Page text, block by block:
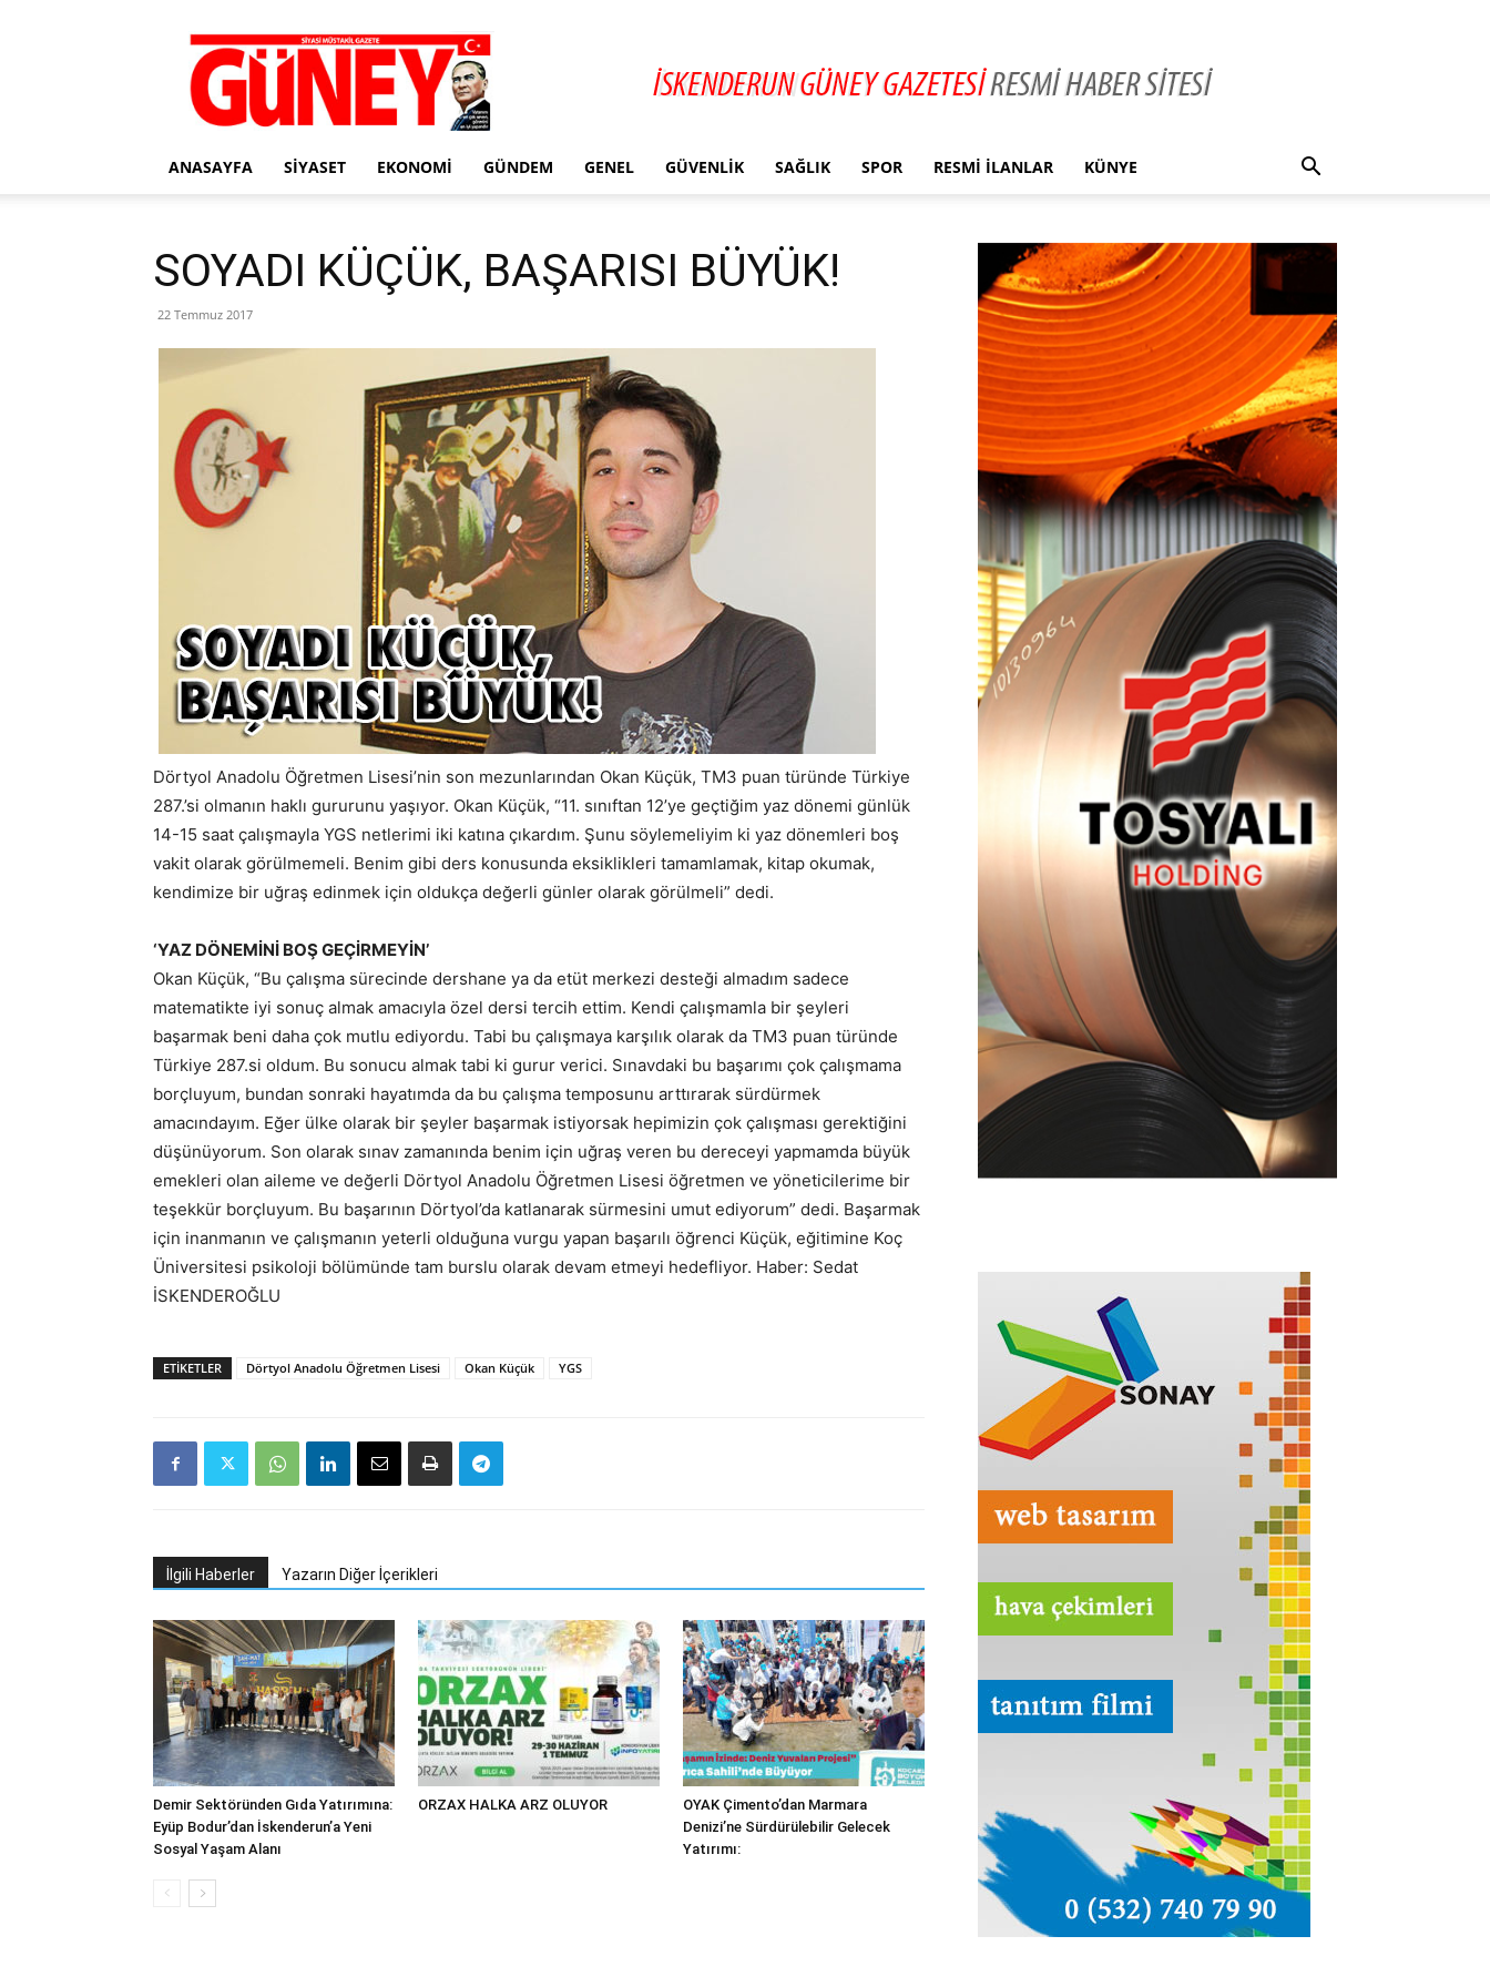
Gazete
Güney
ANASAYFA SIYASET EKONOMI GÜNDEM GENEL GÜVENLIK SAĞLIK SPOR RESMI İLANLAR KÜNYE
SOYADI KÜÇÜK, BAŞARISI BÜYÜK!
22 Temmuz 2017
Dörtyol Anadolu Öğretmen Lisesi’nin son mezunlarından Okan Küçük, TM3 puan türünde Türkiye
287.’si olmanın haklı gururunu yaşıyor. Okan Küçük, “11. sınıftan 12’ye geçtiğim yaz dönemi günlük
14-15 saat çalışmayla YGS netlerimi iki katına çıkardım. Şunu söylemeliyim ki yaz dönemleri boş
vakit olarak görülmemeli. Benim gibi ders konusunda eksiklikleri tamamlamak, kitap okumak,
kendimize bir uğraş edinmek için oldukça değerli günler olarak görülmeli” dedi.
‘YAZ DÖNEMİNİ BOŞ GEÇİRMEYİN’
Okan Küçük, “Bu çalışma sürecinde dershane ya da etüt merkezi desteği almadım sadece
matematikte iyi sonuç almak amacıyla özel dersi tercih ettim. Kendi çalışmamla bir şeyleri
başarmak beni daha çok mutlu ediyordu. Tabi bu çalışmaya karşılık olarak da TM3 puan türünde
Türkiye 287.si oldum. Bu sonucu almak tabi ki gurur verici. Sınavdaki bu başarımı çok çalışmama
borçluyum, bundan sonraki hayatımda da bu çalışma temposunu arttırarak sürdürmek
amacındayım. Eğer ülke olarak bir şeyler başarmak istiyorsak hepimizin çok çalışması gerektiğini
düşünüyorum. Son olarak sınav zamanında benim için uğraş veren bu dereceyi yapmamda büyük
emekleri olan aileme ve değerli Dörtyol Anadolu Öğretmen Lisesi öğretmen ve yöneticilerime bir
teşekkür borçluyum. Bu başarının Dörtyol’da katlanarak sürmesini umut ediyorum” dedi. Başarmak
için inanmanın ve çalışmanın yeterli olduğuna vurgu yapan başarılı öğrenci Küçük, eğitimine Koç
Üniversitesi psikoloji bölümünde tam burslu olarak devam etmeyi hedefliyor. Haber: Sedat
İSKENDEROĞLU
ETIKETLER Dörtyol Anadolu Öğretmen Lisesi Okan Küçük YGS
İlgili Haberler Yazarın Diğer İçerikleri
Demir Sektöründen Gıda Yatırımına:
Eyüp Bodur’dan İskenderun’a Yeni
Sosyal Yaşam Alanı
ORZAX HALKA ARZ OLUYOR
OYAK Çimento’dan Marmara
Denizi’ne Sürdürülebilir Gelecek
Yatırımı: